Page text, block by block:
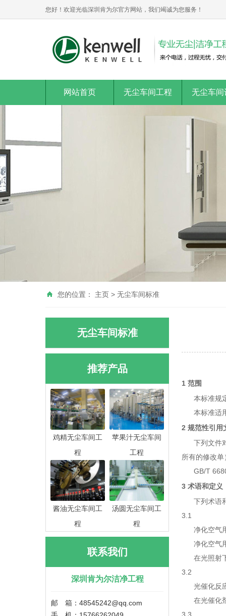
您好！欢迎光临深圳肯为尔官方网站，我们竭诚为您服务！
网站首页 无尘车间工程 无尘车间
您的位置： 主页 > 无尘车间标准
无尘车间标准
推荐产品
鸡精无尘车间工
程
苹果汁无尘车间
工程
酱油无尘车间工
程
汤圆无尘车间工
程
联系我们
深圳肯为尔洁净工程
邮 箱：48545242@qq.com
1 范围
本标准规定
本标准适用
2 规范性引用
下列文件对
所有的修改
GB/T 6680
3 术语和定义
下列术语和
3.1
净化空气用
净化空气
在光照射下
3.2
光催化反
在光催化剂